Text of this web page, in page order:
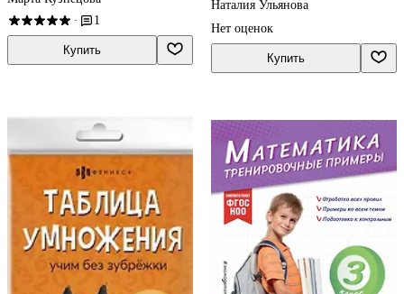
· 1
Купить
Наталия Ульянова
Нет оценок
Купить